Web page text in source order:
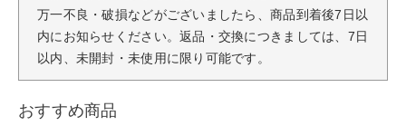
万一不良・破損などがございましたら、商品到着後7日以
内にお知らせください。返品・交換につきましては、7日
以内、未開封・未使用に限り可能です。
おすすめ商品